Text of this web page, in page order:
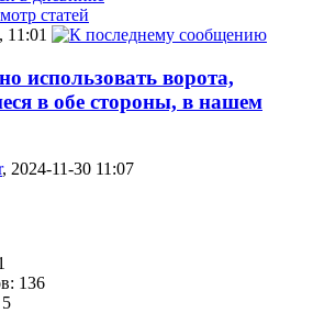
статей
11:01
использовать ворота,
в обе стороны, в нашем
, 2024-11-30 11:07
136